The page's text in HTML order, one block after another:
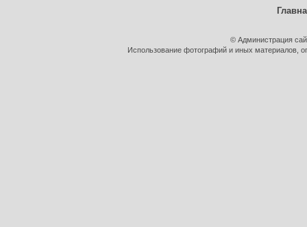
© Администрация
Использование фотографий и иных материалов,